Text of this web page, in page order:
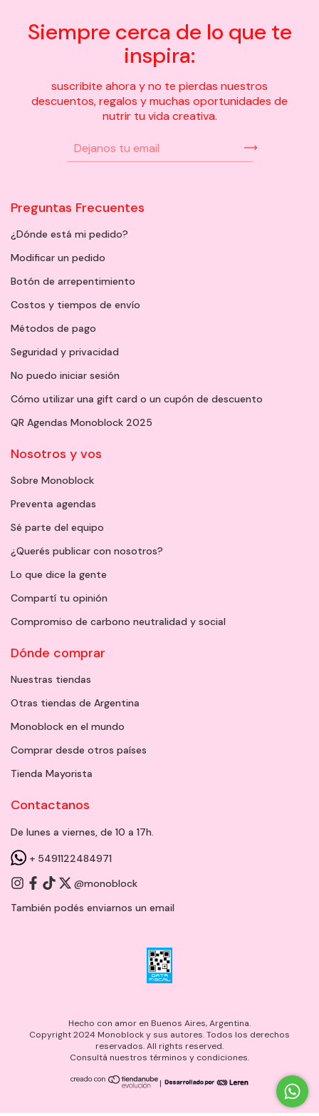
Siempre cerca de lo que te
inspira:
suscribite ahora y no te pierdas nuestros
descuentos, regalos y muchas oportunidades de
nutrir tu vida creativa.
Preguntas Frecuentes
¿Dónde está mi pedido?
Modificar un pedido
Botón de arrepentimiento
Costos y tiempos de envío
Métodos de pago
Seguridad y privacidad
No puedo iniciar sesión
Cómo utilizar una gift card o un cupón de descuento
QR Agendas Monoblock 2025
Nosotros y vos
Sobre Monoblock
Preventa agendas
Sé parte del equipo
¿Querés publicar con nosotros?
Lo que dice la gente
Compartí tu opinión
Compromiso de carbono neutralidad y social
Dónde comprar
Nuestras tiendas
Otras tiendas de Argentina
Monoblock en el mundo
Comprar desde otros países
Tienda Mayorista
Contactanos
De lunes a viernes, de 10 a 17h.
+ 5491122484971
@monoblock
También podés enviarnos un email
Hecho con amor en Buenos Aires, Argentina.
Copyright 2024 Monoblock y sus autores. Todos los derechos
reservados. All rights reserved.
Consultá nuestros términos y condiciones.
|